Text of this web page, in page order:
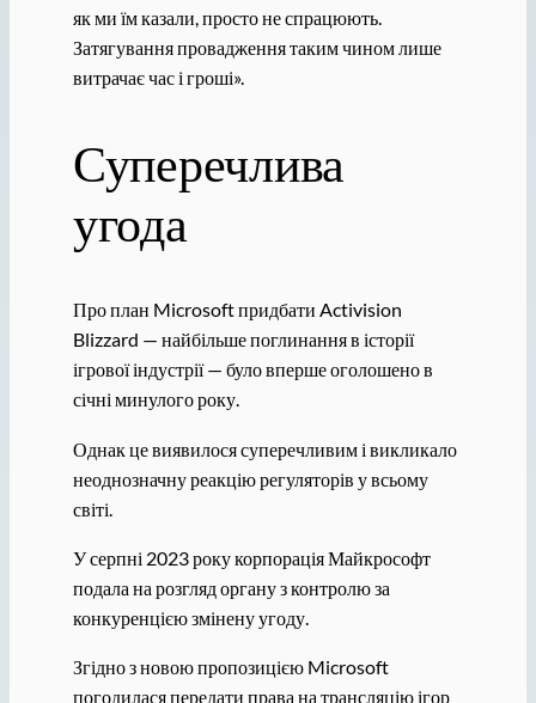
як ми їм казали, просто не спрацюють.
Затягування провадження таким чином лише
витрачає час і гроші».
Суперечлива
угода
Про план Microsoft придбати Activision
Blizzard — найбільше поглинання в історії
ігрової індустрії — було вперше оголошено в
січні минулого року.
Однак це виявилося суперечливим і викликало
неоднозначну реакцію регуляторів у всьому
світі.
У серпні 2023 року корпорація Майкрософт
подала на розгляд органу з контролю за
конкуренцією змінену угоду.
Згідно з новою пропозицією Microsoft
погодилася передати права на трансляцію ігор